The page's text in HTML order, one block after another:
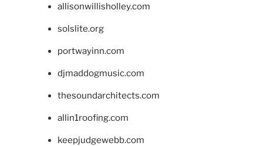
allisonwillisholley.com
solslite.org
portwayinn.com
djmaddogmusic.com
thesoundarchitects.com
allin1roofing.com
keepjudgewebb.com